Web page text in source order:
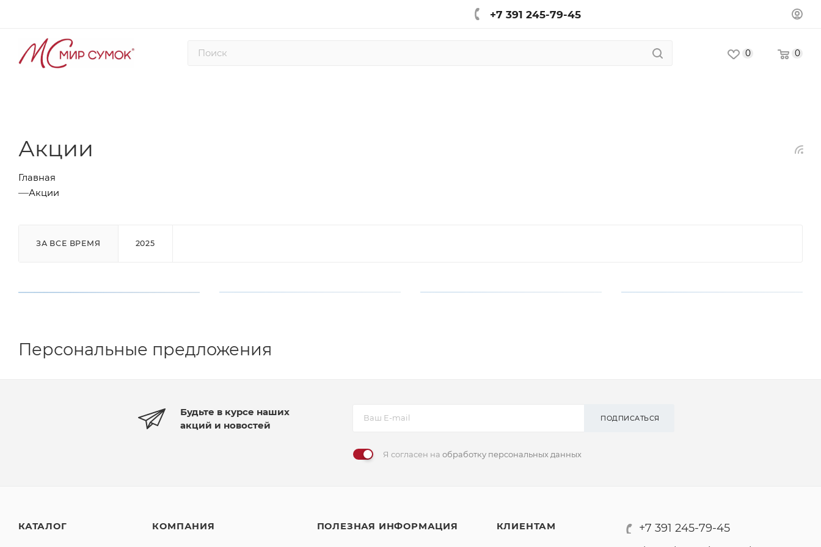
+7 391 245-79-45
0 0
Акции
Главная
—Акции
ЗА ВСЕ ВРЕМЯ 2025
Персональные предложения
Будьте в курсе наших
акций и новостей
ПОДПИСАТЬСЯ
Я согласен на обработку персональных данных
КАТАЛОГ КОМПАНИЯ ПОЛЕЗНАЯ ИНФОРМАЦИЯ КЛИЕНТАМ +7 391 245-79-45